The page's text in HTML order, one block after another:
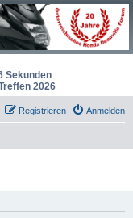
Sekunden
2026
Anmelden
Registrieren